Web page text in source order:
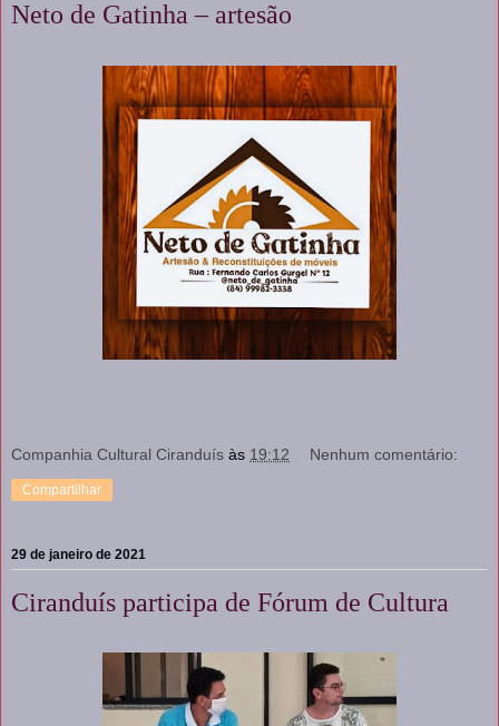
Neto de Gatinha – artesão
Companhia Cultural Ciranduís às 19:12 Nenhum comentário:
Compartilhar
29 de janeiro de 2021
Ciranduís participa de Fórum de Cultura